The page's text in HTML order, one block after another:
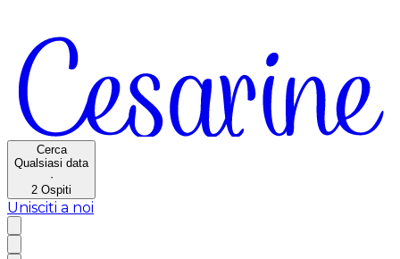
Cerca
Qualsiasi data
·
2 Ospiti
Unisciti a noi